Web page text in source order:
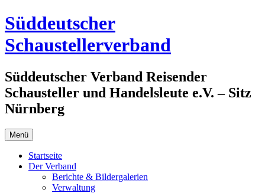
Zum
Inhalt
springen
Süddeutscher
Schaustellerverband
Süddeutscher Verband Reisender
Schausteller und Handelsleute e.V. – Sitz
Nürnberg
Menü
Startseite
Der Verband
Berichte & Bildergalerien
Verwaltung